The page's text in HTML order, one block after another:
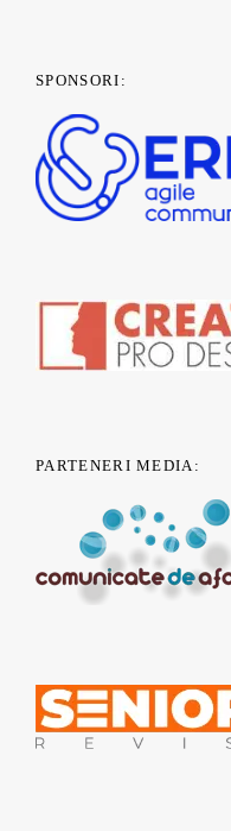
SPONSORI:
PARTENERI MEDIA: